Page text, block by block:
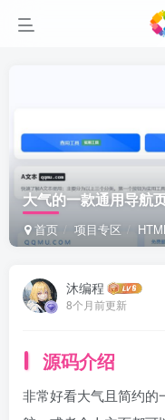
大气的一款通用导航
首页 项目专区
沐编程
8个月前更新
源码介绍
非常好看大气且简约的